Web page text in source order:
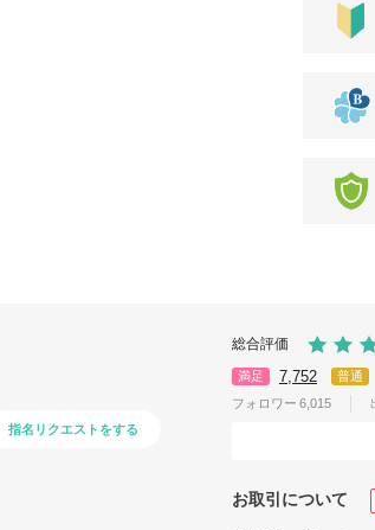
指名リクエストをする
総合評価
満足 7,752 普通
フォロワー 6,015
お取引について